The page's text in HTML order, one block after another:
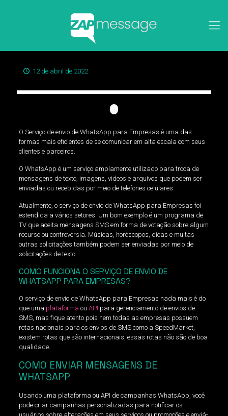
12 de abril de 2022
O Serviço de envio de WhatsApp para Empresas é uma das
formas mais eficientes de se comunicar em alta escala com seus
clientes e parceiros.
O WhatsApp é um serviço amplamente utilizado para troca de
mensagens de texto, imagens, videos e arquivos que podem ser
enviadas ou recebidas por meio de telefones celulares.
Atualmente, o serviço de envio de WhatsApp para Empresas foi
estendida a vários setores. Um bom exemplo é um programa de
TV que aceita mensagens SMS em forma de votação sobre algum
recurso ou controvérsia. Músicas, horóscopos, dicas e muitas
outras solicitações também podem ser enviadas por meio de
solicitações de texto.
COMO FUNCIONA O SERVIÇO DE ENVIO DE
WHATSAPP PARA EMPRESAS?
O serviço de envio de WhatsApp para Empresas nada mais é do
que uma plataforma ou API para gerenciamento de envios de
SMS, mas fique atento pois nem todas as empresas possuem
rotas nacionais para os envios de SMS como a SpeedMarket,
existem rotas que são internacionais, essas rotas não são de boa
qualidade.
COMO ENVIAR MENSAGENS DE
WHATSAPP
Usando uma plataforma ou API de campanhas WhatsApp, você
pode criar campanhas personalizadas para notificar os